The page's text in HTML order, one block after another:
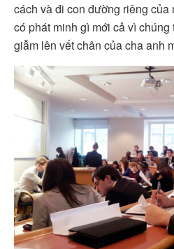
cách và đi con đường riêng
có phát minh gì mới cả vì
giẫm lên vết chân của cha anh